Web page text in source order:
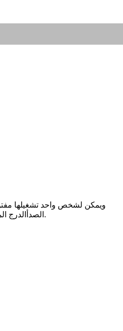
الصدأ الدرج المزدوج يشكّل هيكلًا مقاومًا للرياح من جسد الماس ومقاومة الرياح أقوىمناسبة للاستخدام في الهواء الطلق مقاومة للصدأ.